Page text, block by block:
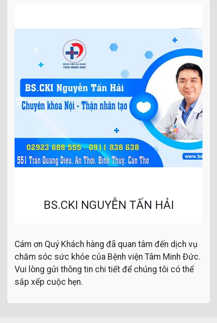
BS.CKI NGUYỄN TẤN HẢI
Cám ơn Quý Khách hàng đã quan tâm đến dịch vụ
chăm sóc sức khỏe của Bệnh viện Tâm Minh Đức.
Vui lòng gửi thông tin chi tiết để chúng tôi có thể
sắp xếp cuộc hẹn.